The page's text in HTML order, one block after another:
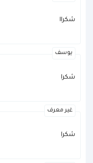
شكراا
يوسف
شكرا
غير معرف
شكرا